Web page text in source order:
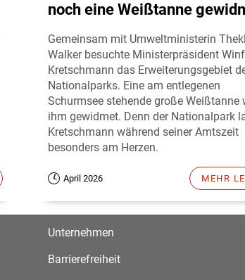
noch eine Weißtanne
Gemeinsam mit Umweltministerin
Walker besuchte Ministerpräsident
Kretschmann das Erweiterungsgebiet
Nationalparks. Eine am entlegenen
Schurmsee stehende große Weißtanne
ihm gewidmet. Denn der Nationalpark
Kretschmann während seiner Amtszeit
besonders am Herzen.
April 2026 MEHR
Unternehmen
Barrierefreiheit